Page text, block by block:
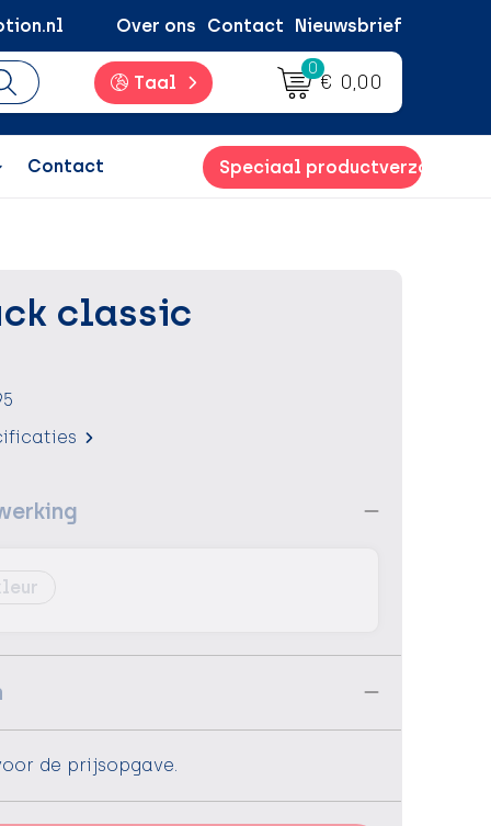
Over ons Contact Nieuwsbrief
Taal
0
€ 0,00
Contact Speciaal productverzoek
classic
de prijsopgave.